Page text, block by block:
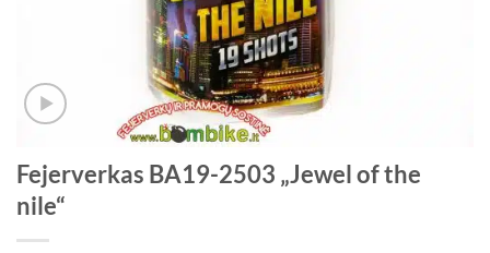
Fejerverkas BA19-2503 „Jewel of the
nile“